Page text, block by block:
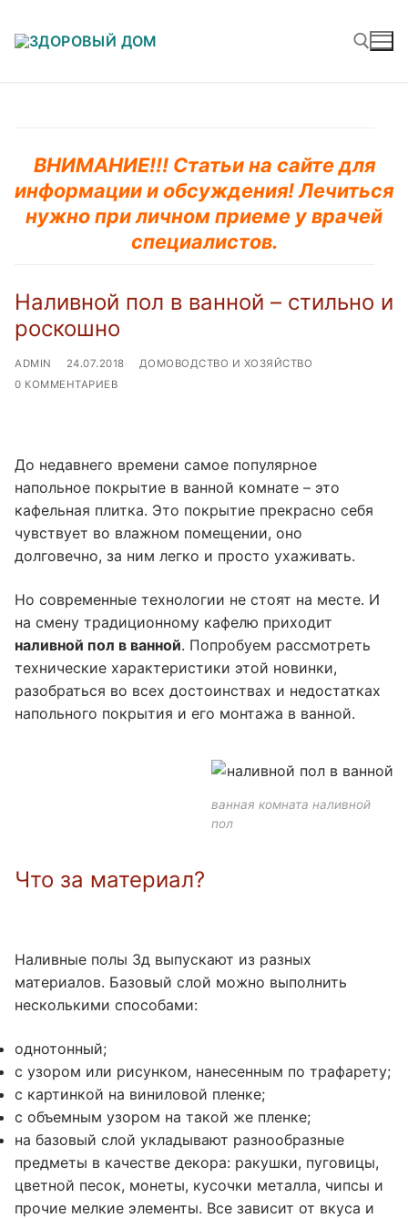
ВНИМАНИЕ!!! Статьи на сайте для
информации и обсуждения! Лечиться
нужно при личном приеме у врачей
специалистов.
Наливной пол в ванной – стильно и
роскошно
ADMIN 24.07.2018
ДОМОВОДСТВО И ХОЗЯЙСТВО
0 КОММЕНТАРИЕВ
До недавнего времени самое популярное
напольное покрытие в ванной комнате – это
кафельная плитка. Это покрытие прекрасно себя
чувствует во влажном помещении, оно
долговечно, за ним легко и просто ухаживать.
Но современные технологии не стоят на месте. И
на смену традиционному кафелю приходит
наливной пол в ванной. Попробуем рассмотреть
технические характеристики этой новинки,
разобраться во всех достоинствах и недостатках
напольного покрытия и его монтажа в ванной.
ванная комната наливной
пол
Что за материал?
Наливные полы 3д выпускают из разных
материалов. Базовый слой можно выполнить
несколькими способами:
однотонный;
с узором или рисунком, нанесенным по трафарету;
с картинкой на виниловой пленке;
с объемным узором на такой же пленке;
на базовый слой укладывают разнообразные
предметы в качестве декора: ракушки, пуговицы,
цветной песок, монеты, кусочки металла, чипсы и
прочие мелкие элементы. Все зависит от вкуса и